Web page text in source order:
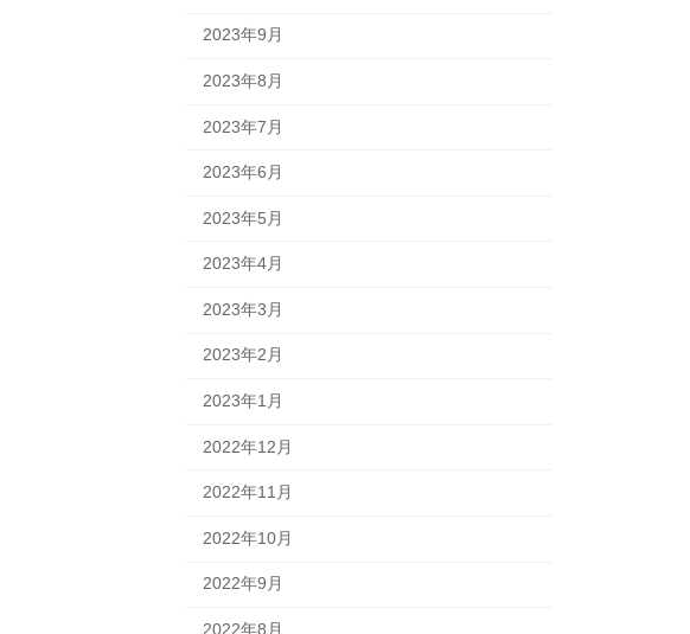
2023年9月
2023年8月
2023年7月
2023年6月
2023年5月
2023年4月
2023年3月
2023年2月
2023年1月
2022年12月
2022年11月
2022年10月
2022年9月
2022年8月